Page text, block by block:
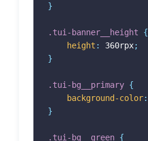
}
.tui-banner__height
{
height : 360rpx;
}
.tui-bg__primary {
background-color:
}
.tui-bg__green {